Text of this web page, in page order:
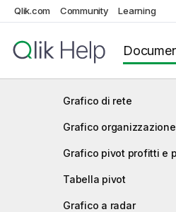
Qlik.com Community Learning
Grafico a imbuto
Grafico a griglia
Grafico di rete
Grafico organizzazione
Grafico pivot profitti e
Tabella pivot
Grafico a radar